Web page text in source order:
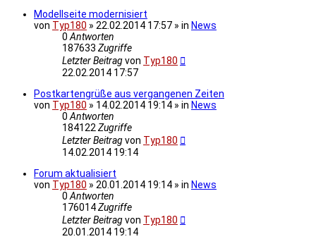
Modellseite modernisiert
von Typ180 » 22.02.2014 17:57 » in News
0Antworten
187633 Zugriffe
Letzter Beitragvon Typ180
22.02.2014 17:57
Postkartengrüße aus vergangenen Zeiten
von Typ180 » 14.02.2014 19:14 » in News
0Antworten
184122Zugriffe
Letzter Beitragvon Typ180
14.02.2014 19:14
Forum aktualisiert
von Typ180 » 20.01.2014 19:14 » in News
0Antworten
176014Zugriffe
Letzter Beitragvon Typ180
20.01.2014 19:14